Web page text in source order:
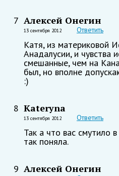
7 Алексей Онегин
13 сентября 2012 Ответить
Катя, из материковой
Анадалусии, и чувства
смешанные, чем на
был, но вполне
:)
8 Kateryna
13 сентября 2012 Ответить
Так а что вас смутило
так поняла.
9 Алексей Онегин